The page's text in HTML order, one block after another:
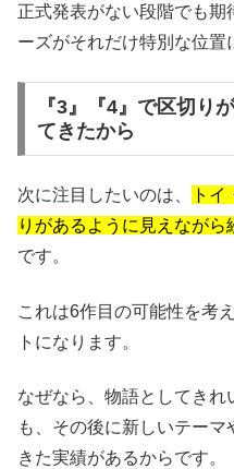
正式発表がない段階でも期
ーズがそれだけ特別な位置
『3』『4』で区切り
てきたから
次に注目したいのは、
ト
りがあるように見えなが
です。
これは6作目の可能性を考
トになります。
なぜなら、物語としてきれ
も、その後に新しいテー
きた実績があるからです。